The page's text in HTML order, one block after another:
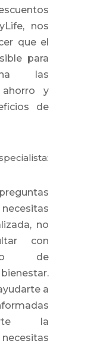
nos
que el
para
las
ahorro y
de
no
con
de
a
la